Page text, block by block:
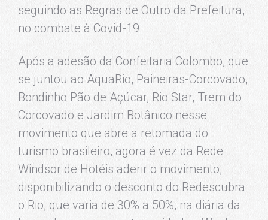
seguindo as Regras de Outro da Prefeitura,
no combate à Covid-19.
Após a adesão da Confeitaria Colombo, que
se juntou ao AquaRio, Paineiras-Corcovado,
Bondinho Pão de Açúcar, Rio Star, Trem do
Corcovado e Jardim Botânico nesse
movimento que abre a retomada do
turismo brasileiro, agora é vez da Rede
Windsor de Hotéis aderir o movimento,
disponibilizando o desconto do Redescubra
o Rio, que varia de 30% a 50%, na diária da